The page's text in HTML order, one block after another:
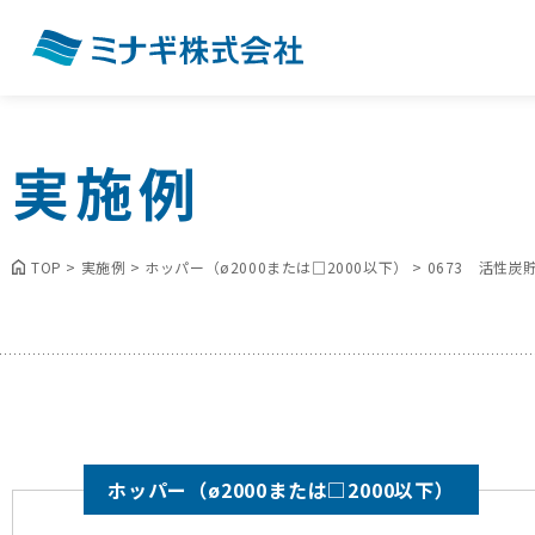
実施例
TOP > 実施例 > ホッパー（ø2000または□2000以下） > 0673 活性炭貯
ホッパー（ø2000または□2000以下）